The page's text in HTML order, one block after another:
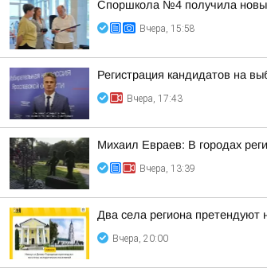
Споршкола №4 получила
Вчера, 15:58
Регистрация кандидатов на
Вчера, 17:43
Михаил Евраев: В городах
Вчера, 13:39
Два села региона претендуют
Вчера, 20:00